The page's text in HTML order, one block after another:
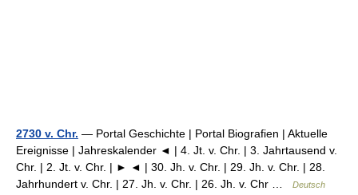
2730 v. Chr. — Portal Geschichte | Portal Biografien | Aktuelle
Ereignisse | Jahreskalender ◄ | 4. Jt. v. Chr. | 3. Jahrtausend v.
Chr. | 2. Jt. v. Chr. | ► ◄ | 30. Jh. v. Chr. | 29. Jh. v. Chr. | 28.
Jahrhundert v. Chr. | 27. Jh. v. Chr. | 26. Jh. v. Chr …
Deutsch